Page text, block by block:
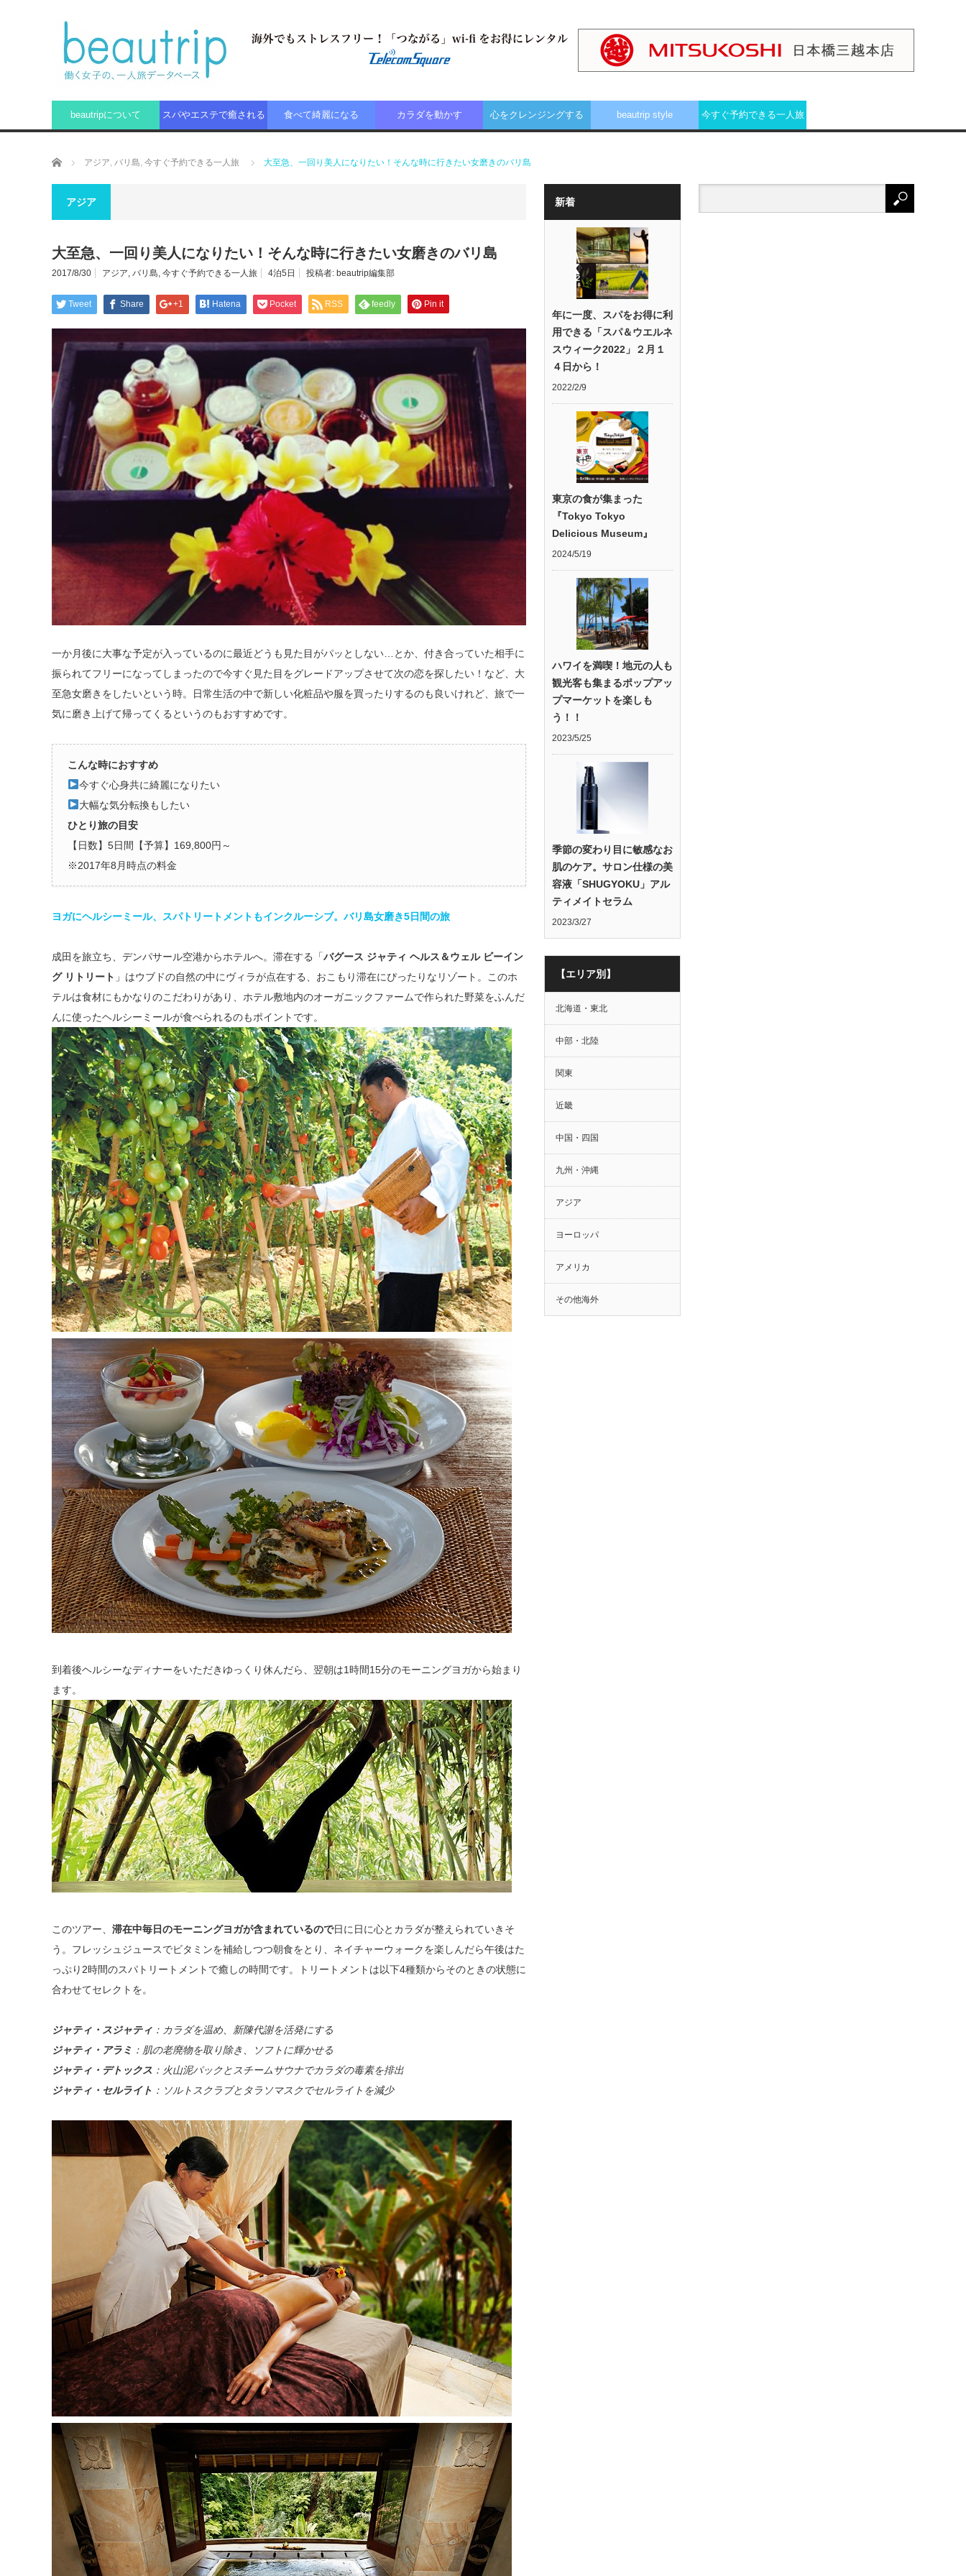
beautripについて スパやエステで癒される 食べて綺麗になる カラダを動かす 心をクレンジングする beautrip style 今すぐ予約できる一人旅
ホーム アジア, バリ島, 今すぐ予約できる一人旅 大至急、一回り美人になりたい！そんな時に行きたい女磨きのバリ島
アジア
大至急、一回り美人になりたい！そんな時に行きたい女磨きのバリ島
2017/8/30 アジア, バリ島, 今すぐ予約できる一人旅 4泊5日 投稿者: beautrip編集部
Tweet Share +1 Hatena Pocket RSS feedly Pin it
一か月後に大事な予定が入っているのに最近どうも見た目がパッとしない…とか、付き合っていた相手に
振られてフリーになってしまったので今すぐ見た目をグレードアップさせて次の恋を探したい！など、大
至急女磨きをしたいという時。日常生活の中で新しい化粧品や服を買ったりするのも良いけれど、旅で一
気に磨き上げて帰ってくるというのもおすすめです。
こんな時におすすめ
今すぐ心身共に綺麗になりたい
大幅な気分転換もしたい
ひとり旅の目安
【日数】5日間【予算】169,800円～
※2017年8月時点の料金
ヨガにヘルシーミール、スパトリートメントもインクルーシブ。バリ島女磨き5日間の旅
成田を旅立ち、デンパサール空港からホテルへ。滞在する「バグース ジャティ ヘルス＆ウェル ビーイン
グ リトリート 」はウブドの自然の中にヴィラが点在する、おこもり滞在にぴったりなリゾート。このホ
テルは食材にもかなりのこだわりがあり、ホテル敷地内のオーガニックファームで作られた野菜をふんだ
んに使ったヘルシーミールが食べられるのもポイントです。
到着後ヘルシーなディナーをいただきゆっくり休んだら、翌朝は1時間15分のモーニングヨガから始まり
ます。
このツアー、 滞在中毎日のモーニングヨガが含まれているので日に日に心とカラダが整えられていきそ
う。フレッシュジュースでビタミンを補給しつつ朝食をとり、ネイチャーウォークを楽しんだら午後はた
っぷり2時間のスパトリートメントで癒しの時間です。トリートメントは以下4種類からそのときの状態に
合わせてセレクトを。
ジャティ・スジャティ ：カラダを温め、新陳代謝を活発にする
ジャティ・アラミ ：肌の老廃物を取り除き、ソフトに輝かせる
ジャティ・デトックス ：火山泥パックとスチームサウナでカラダの毒素を排出
ジャティ・セルライト ：ソルトスクラブとタラソマスクでセルライトを減少
新着
年に一度、スパをお得に利
用できる「スパ＆ウエルネ
スウィーク2022」２月１
４日から！
2022/2/9
東京の食が集まった
『Tokyo Tokyo
Delicious Museum』
2024/5/19
ハワイを満喫！地元の人も
観光客も集まるポップアッ
プマーケットを楽しも
う！！
2023/5/25
季節の変わり目に敏感なお
肌のケア。サロン仕様の美
容液「SHUGYOKU」アル
ティメイトセラム
2023/3/27
【エリア別】
北海道・東北
中部・北陸
関東
近畿
中国・四国
九州・沖縄
アジア
ヨーロッパ
アメリカ
その他海外